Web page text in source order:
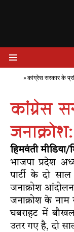
» कांग्रेस सरकार के
कांग्रेस
हिमवंती मीडिया/
भाजपा प्रदेश
पार्टी के दो
जनाक्रोश
जनाक्रोश के नाम
घबराहट में
उतर गए है, दो